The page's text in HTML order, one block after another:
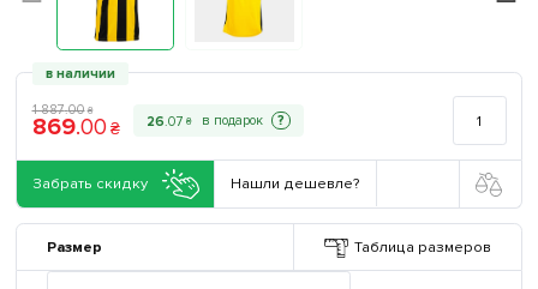
в наличии
1 887.00 ₴
869.00 ₴ 26.07 ₴ ?
Забрать скидку Нашли дешевле?
Размер Таблица размеров